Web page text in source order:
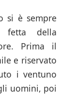
si è sempre
fetta della
Prima il
e riservato
i ventuno
uomini, poi